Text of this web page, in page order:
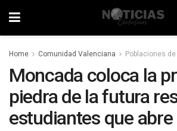
Home Comunidad Valenciana Poblaciones
Moncada coloca la
piedra de la futura
estudiantes que